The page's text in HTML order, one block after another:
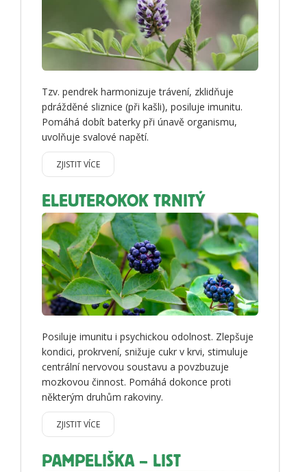
Tzv. pendrek harmonizuje trávení, zklidňuje
pdrážděné sliznice (při kašli), posiluje imunitu.
Pomáhá dobít baterky při únavě organismu,
uvolňuje svalové napětí.
ZJISTIT VÍCE
ELEUTEROKOK TRNITÝ
Posiluje imunitu i psychickou odolnost. Zlepšuje
kondici, prokrvení, snižuje cukr v krvi, stimuluje
centrální nervovou soustavu a povzbuzuje
mozkovou činnost. Pomáhá dokonce proti
některým druhům rakoviny.
ZJISTIT VÍCE
PAMPELIŠKA – LIST